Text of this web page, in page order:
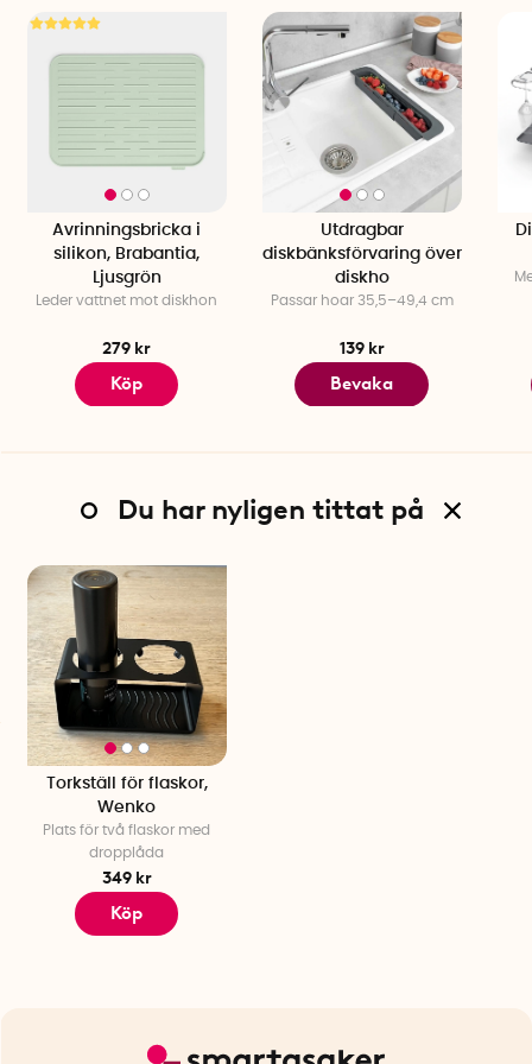
Avrinningsbricka i
silikon, Brabantia,
Ljusgrön
Leder vattnet mot diskhon
279 kr
Köp
Utdragbar
diskbänksförvaring över
diskho
Passar hoar 35,5–49,4 cm
139 kr
Bevaka
Du har nyligen tittat på
Torkställ för flaskor,
Wenko
Plats för två flaskor med
dropplåda
349 kr
Köp